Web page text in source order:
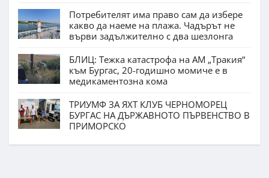
Потребителят има право сам да избере
какво да наеме на плажа. Чадърът не
върви задължително с два шезлонга
БЛИЦ: Тежка катастрофа на АМ „Тракия“
към Бургас, 20-годишно момиче е в
медикаментозна кома
ТРИУМФ ЗА ЯХТ КЛУБ ЧЕРНОМОРЕЦ
БУРГАС НА ДЪРЖАВНОТО ПЪРВЕНСТВО В
ПРИМОРСКО